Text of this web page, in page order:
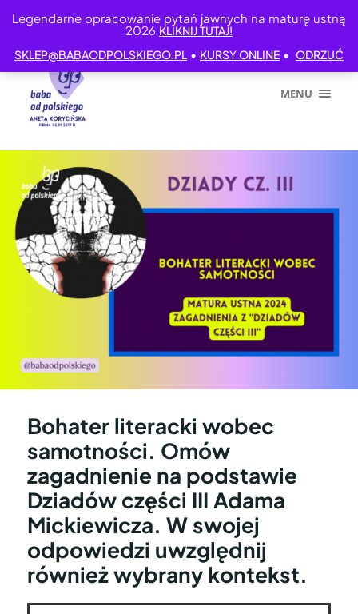
Legendarne opracowanie pytań jawnych na maturę ustną
2026 KLIKNIJ TUTAJ!
SKLEP@BABAODPOLSKIEGO.PL • KURSY ONLINE • ODRZUĆ
MENU
Bohater literacki wobec
samotności. Omów
zagadnienie na podstawie
Dziadów części III Adama
Mickiewicza. W swojej
odpowiedzi uwzględnij
również wybrany kontekst.